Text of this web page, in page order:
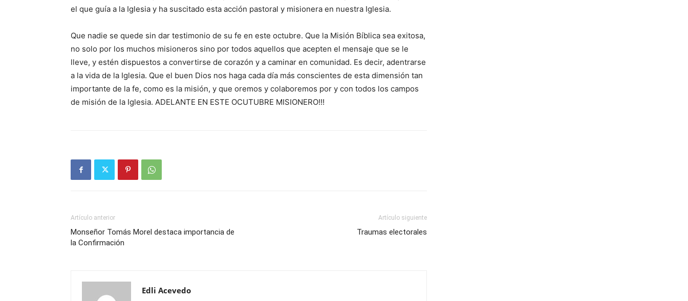
el que guía a la Iglesia y ha suscitado esta acción pasto­ral y misionera en nuestra Iglesia.
Que nadie se quede sin dar testimonio de su fe en este octubre. Que la Misión Bíblica sea exitosa,
no solo por los muchos misioneros sino por todos aquellos que acepten el mensaje que se le
lleve, y estén dispuestos a convertirse de corazón y a caminar en comunidad. Es decir, adentrarse
a la vida de la Iglesia. Que el buen Dios nos haga cada día más cons­cientes de esta dimensión tan
importante de la fe, como es la misión, y que oremos y colaboremos por y con todos los campos
de misión de la Iglesia. ADELANTE EN ESTE OCUTUBRE MISIONERO!!!
Artículo anterior
Monseñor Tomás Morel destaca importancia de
la Confirmación
Artículo siguiente
Traumas electorales
Edli Acevedo